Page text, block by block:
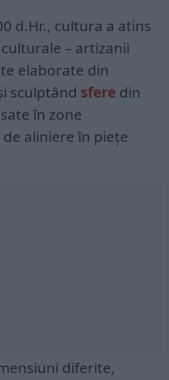
d.Hr., cultura a atins
– artizanii
elaborate din
sculptând sfere din
în zone
aliniere în piețe
diferite,